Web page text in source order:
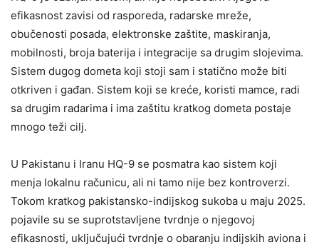
efikasnost zavisi od rasporeda, radarske mreže,
obučenosti posada, elektronske zaštite, maskiranja,
mobilnosti, broja baterija i integracije sa drugim slojevima.
Sistem dugog dometa koji stoji sam i statično može biti
otkriven i gađan. Sistem koji se kreće, koristi mamce, radi
sa drugim radarima i ima zaštitu kratkog dometa postaje
mnogo teži cilj.
U Pakistanu i Iranu HQ-9 se posmatra kao sistem koji
menja lokalnu računicu, ali ni tamo nije bez kontroverzi.
Tokom kratkog pakistansko-indijskog sukoba u maju 2025.
pojavile su se suprotstavljene tvrdnje o njegovoj
efikasnosti, uključujući tvrdnje o obaranju indijskih aviona i